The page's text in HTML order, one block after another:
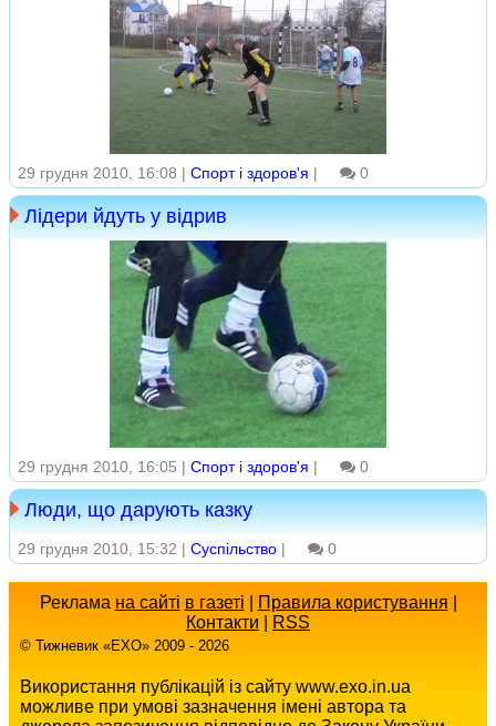
29 грудня 2010, 16:08 | Спорт і здоров'я | 0
Лідери йдуть у відрив
29 грудня 2010, 16:05 | Спорт і здоров'я | 0
Люди, що дарують казку
29 грудня 2010, 15:32 | Суспільство | 0
Реклама на сайті в газеті Правила користування
Контакти
RSS
© Тижневик «EХO» 2009 - 2026
Використання публікацій із сайту www.exo.in.ua
можливе при умові зазначення імені автора та